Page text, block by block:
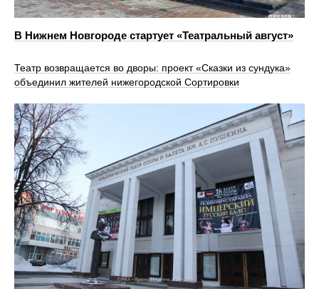
В Нижнем Новгороде стартует «Театральный август»
Театр возвращается во дворы: проект «Сказки из сундука»
объединил жителей нижегородской Сортировки